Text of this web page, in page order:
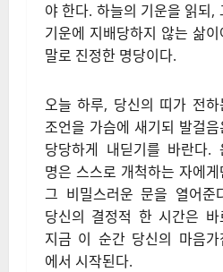
야 한다. 하늘의 기운을 읽되,
기운에 지배당하지 않는 삶이
말로 진정한 명당이다.
오늘 하루, 당신의 띠가 전하
조언을 가슴에 새기되 발걸음
당당하게 내딛기를 바란다.
명은 스스로 개척하는 자에게
그 비밀스러운 문을 열어준
당신의 결정적 한 시간은 바
지금 이 순간 당신의 마음가
에서 시작된다.